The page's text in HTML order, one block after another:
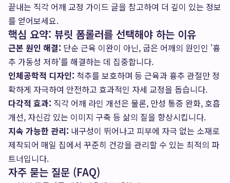
끝내는 직각 어깨 교정 가이드 글을 참고하여 더 깊이 있는 정보
를 얻어보세요.
핵심 요약: 뷰릿 폼롤러를 선택해야 하는 이유
근본 원인 해결: 단순 근육 이완이 아닌, 굽은 어깨의 원인인 '흉
추 가동성 저하'를 해결하는 데 집중합니다.
인체공학적 디자인: 척추를 보호하며 등 근육과 흉추 관절만 정
확하게 자극하여 안전하고 효과적인 자세 교정을 돕습니다.
다각적 효과: 직각 어깨 라인 개선은 물론, 만성 통증 완화, 호흡
개선, 자신감 있는 이미지 구축 등 삶의 질을 향상시킵니다.
지속 가능한 관리: 내구성이 뛰어나고 피부에 자극 없는 소재로
제작되어 매일 집에서 꾸준히 건강을 관리할 수 있는 최적의 파
트너입니다.
자주 묻는 질문 (FAQ)